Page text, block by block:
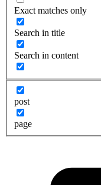
Exact matches only
Search in title
Search in content
post
page